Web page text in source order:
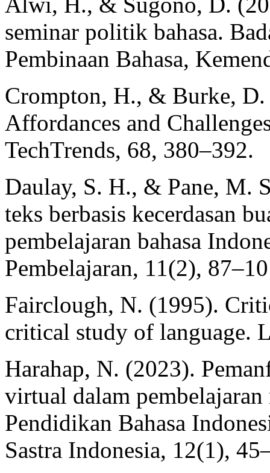
seminar politik bahasa.
Pembinaan Bahasa,
Crompton, H., & Burke,
Affordances and
TechTrends, 68, 380–392.
Daulay, S. H., & Pane, M.
teks berbasis kecerdasan
pembelajaran bahasa
Pembelajaran, 11(2),
Fairclough, N. (1995).
critical study of language.
Harahap, N. (2023).
virtual dalam
Pendidikan Bahasa
Sastra Indonesia, 12(1),